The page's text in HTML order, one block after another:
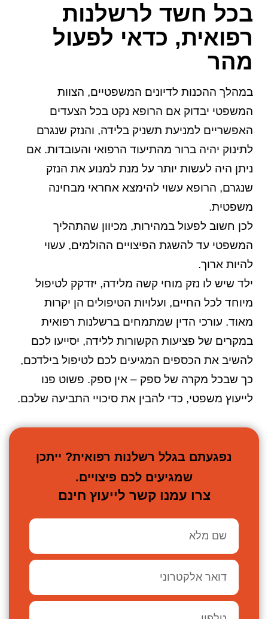
בכל חשד לרשלנות
רפואית, כדאי לפעול
מהר
במהלך ההכנות לדיונים המשפטיים, הצוות
המשפטי יבדוק אם הרופא נקט בכל הצעדים
האפשריים למניעת תשניק בלידה, והנזק שנגרם
לתינוק יהיה ברור מהתיעוד הרפואי והעובדות. אם
ניתן היה לעשות יותר על מנת למנוע את הנזק
שנגרם, הרופא עשוי להימצא אחראי מבחינה
משפטית.
לכן חשוב לפעול במהירות, מכיוון שהתהליך
המשפטי עד להשגת הפיצויים ההולמים, עשוי
להיות ארוך.
ילד שיש לו נזק מוחי קשה מלידה, יזדקק לטיפול
מיוחד לכל החיים, ועלויות הטיפולים הן יקרות
מאוד. עורכי הדין שמתמחים ברשלנות רפואית
במקרים של פציעות הקשורות ללידה, יסייעו לכם
להשיב את הכספים המגיעים לכם לטיפול בילדכם,
כך שבכל מקרה של ספק – אין ספק. פשוט פנו
לייעוץ משפטי, כדי להבין את סיכויי התביעה שלכם.
נפגעתם בגלל רשלנות רפואית? ייתכן
שמגיעים לכם פיצויים.
צרו עמנו קשר לייעוץ חינם